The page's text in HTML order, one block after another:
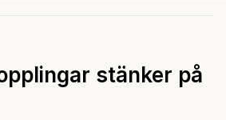
stänker på